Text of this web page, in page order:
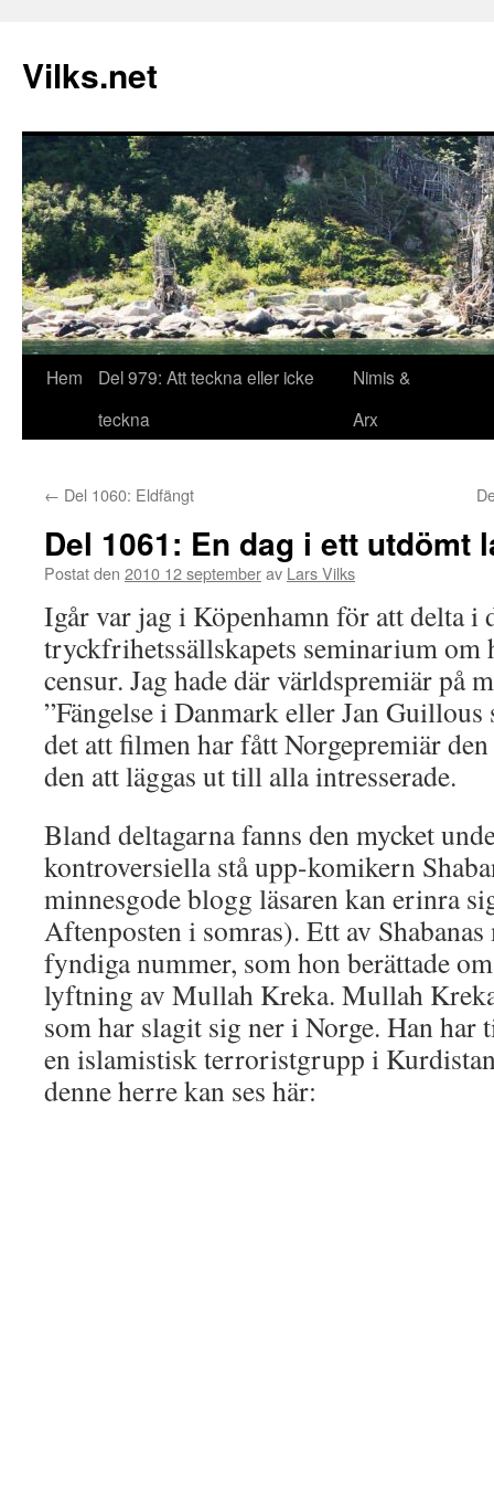
Vilks.net
Hoppa
Hem
Del 979: Att teckna eller icke
teckna
Nimis &
Arx
← Del 1060: Eldfängt
Del 1061: En dag i ett utdömt
Postat den 2010 12 septemberav Lars Vilks
Igår var jag i Köpenhamn för att delta i
tryckfrihetssällskapets seminarium om
censur. Jag hade där världspremiär på
”Fängelse i Danmark eller Jan
det att filmen har fått Norgepremiär
den att läggas ut till alla intresserade.
Bland deltagarna fanns den mycket
kontroversiella stå upp-komikern
minnesgode blogg läsaren kan erinra
Aftenposten i somras). Ett av Shabanas
fyndiga nummer, som hon berättade
lyftning av Mullah Kreka. Mullah
som har slagit sig ner i Norge. Han har
en islamistisk terroristgrupp i
denne herre kan ses här: